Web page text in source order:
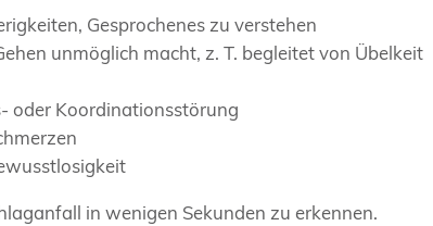
Gesprochenes zu verstehen
unmöglich macht, z. T. begleitet von Übelkeit
oder Koordinationsstörung
in wenigen Sekunden zu erkennen.